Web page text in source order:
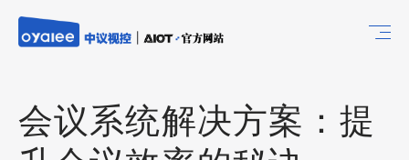
会议系统解决方案：提